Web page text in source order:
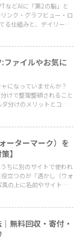
などAIに「第2の脳」と
ンク・グラフビュー・ロ
る仕組みと、デイリーノ
ファイルやお気に
になっていませんか？
けで整理整頓されること
分けのメリットとコツ
ーターマーク）を
】
ちに別のサイトで使われ
役立つのが「透かし（ウォ
の上に名前やサイト
無料回収・寄付・